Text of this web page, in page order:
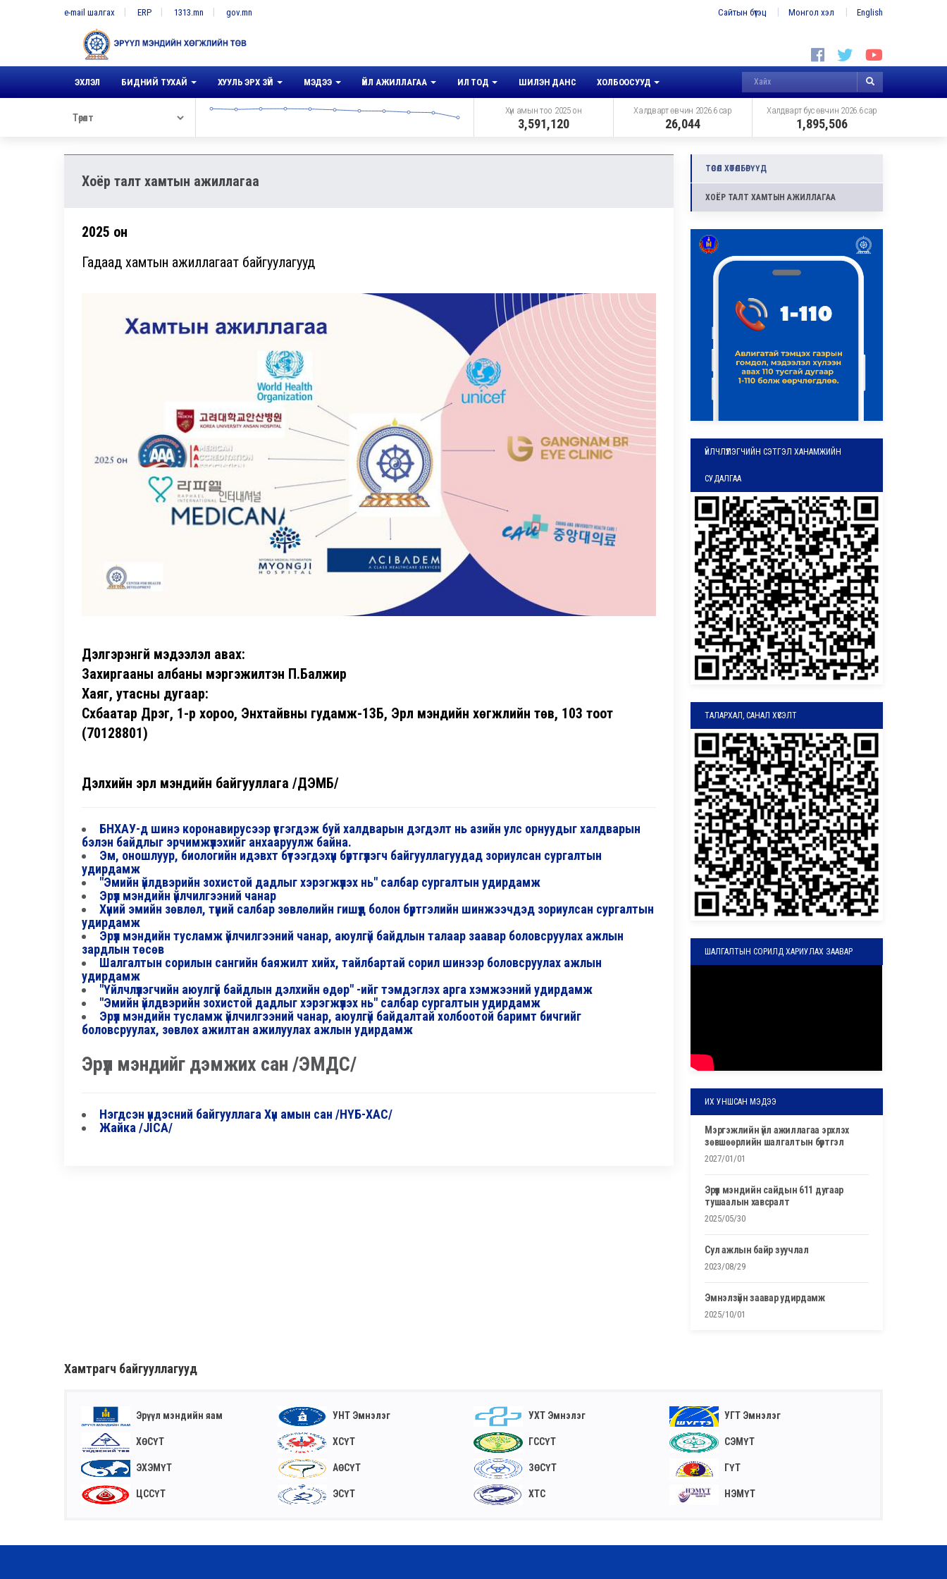
e-mail шалгах ERP 1313.mn gov.mn Сайтын бүтэц Монгол хэл English
ЭХЛЭЛ БИДНИЙ ТУХАЙ ХУУЛЬ ЭРХ ЗҮЙ МЭДЭЭ ҮЙЛ АЖИЛЛАГАА ИЛ ТОД ШИЛЭН ДАНС ХОЛБООСУУД
Хүн амын тоо 2025 он
3,591,120
Халдварт өвчин 2026.6 сар
26,044
Халдварт бус өвчин 2026.6 сар
1,895,506
Хоёр талт хамтын ажиллагаа
2025 он
Гадаад хамтын ажиллагаат байгуулагууд
Дэлгэрэнгүй мэдээлэл авах:
Захиргааны албаны мэргэжилтэн П.Балжир
Хаяг, утасны дугаар:
Сүхбаатар Дүүрэг, 1-р хороо, Энхтайвны гудамж-13Б, Эрүүл мэндийн хөгжлийн төв, 103 тоот
(70128801)
Дэлхийн эрүүл мэндийн байгууллага /ДЭМБ/
БНХАУ-д шинэ коронавирусээр үүсгэгдэж буй халдварын дэгдэлт нь азийн улс орнуудыг халдварын
бэлэн байдлыг эрчимжүүлэхийг анхааруулж байна.
Эм, оношлуур, биологийн идэвхт бүтээгдэхүүн бүртгүүлэгч байгууллагуудад зориулсан сургалтын
удирдамж
"Эмийн үйлдвэрийн зохистой дадлыг хэрэгжүүлэх нь" салбар сургалтын удирдамж
Эрүүл мэндийн үйлчилгээний чанар
Хүний эмийн зөвлөл, түүний салбар зөвлөлийн гишүүд болон бүртгэлийн шинжээчдэд зориулсан сургалтын
удирдамж
Эрүүл мэндийн тусламж үйлчилгээний чанар, аюулгүй байдлын талаар заавар боловсруулах ажлын
зардлын төсөв
Шалгалтын сорилын сангийн баяжилт хийх, тайлбартай сорил шинээр боловсруулах ажлын
удирдамж
"Үйлчлүүлэгчийн аюулгүй байдлын дэлхийн өдөр" -ийг тэмдэглэх арга хэмжээний удирдамж
"Эмийн үйлдвэрийн зохистой дадлыг хэрэгжүүлэх нь" салбар сургалтын удирдамж
Эрүүл мэндийн тусламж үйлчилгээний чанар, аюулгүй байдалтай холбоотой баримт бичгийг
боловсруулах, зөвлөх ажилтан ажилуулах ажлын удирдамж
Эрүүл мэндийг дэмжих сан /ЭМДС/
Нэгдсэн үндэсний байгууллага Хүн амын сан /НҮБ-ХАС/
Жайка /JICA/
ТӨСӨЛ ХӨТӨЛБӨРҮҮД
ХОЁР ТАЛТ ХАМТЫН АЖИЛЛАГАА
ҮЙЛЧЛҮҮЛЭГЧИЙН СЭТГЭЛ ХАНАМЖИЙН
СУДАЛГАА
ТАЛАРХАЛ, САНАЛ ХҮСЭЛТ
ШАЛГАЛТЫН СОРИЛД ХАРИУЛАХ ЗААВАР
ИХ УНШСАН МЭДЭЭ
мэргэжлийн үйл ажиллагаа эрхлэх
зөвшөөрлийн шалгалтын бүртгэл
2027/01/01
эрүүл мэндийн сайдын 611 дугаар
тушаалын хавсралт
2025/05/30
сул ажлын байр зуучлал
2023/08/29
эмнэлзүйн заавар удирдамж
2025/10/01
Хамтрагч байгууллагууд
Эрүүл мэндийн яам УНТ Эмнэлэг УХТ Эмнэлэг УГТ Эмнэлэг
ХӨСҮТ ХСҮТ ГССҮТ СЭМҮТ
ЭХЭМҮТ АӨСҮТ ЗӨСҮТ ГҮТ
ЦССҮТ ЭСҮТ ХТС НЭМҮТ